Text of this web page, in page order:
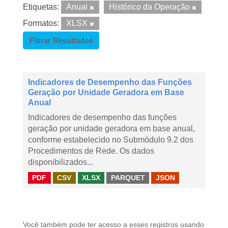
Etiquetas: Anual
Histórico da Operação
Formatos:
XLSX
Filtrar Resultados
Indicadores de Desempenho das Funções
Geração por Unidade Geradora em Base
Anual
Indicadores de desempenho das funções
geração por unidade geradora em base anual,
conforme estabelecido no Submódulo 9.2 dos
Procedimentos de Rede. Os dados
disponibilizados...
PDF CSV XLSX PARQUET JSON
Você também pode ter acesso a esses registros usando